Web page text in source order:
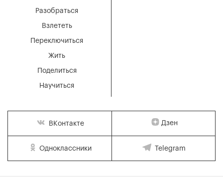
Разобраться
Взлететь
Переключиться
Жить
Поделиться
Научиться
ВКонтакте Дзен
Одноклассники Telegram